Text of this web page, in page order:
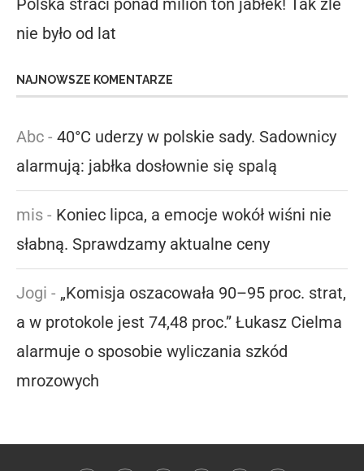
Polska straci ponad milion ton jabłek! Tak źle
nie było od lat
NAJNOWSZE KOMENTARZE
Abc - 40°C uderzy w polskie sady. Sadownicy
alarmują: jabłka dosłownie się spalą
mis - Koniec lipca, a emocje wokół wiśni nie
słabną. Sprawdzamy aktualne ceny
Jogi - „Komisja oszacowała 90–95 proc. strat,
a w protokole jest 74,48 proc.” Łukasz Cielma
alarmuje o sposobie wyliczania szkód
mrozowych